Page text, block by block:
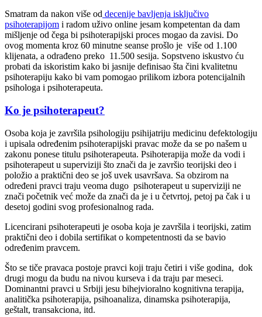
Smatram da nakon više od decenije bavljenja isključivo
psihoterapijom i radom uživo online jesam kompetentan da dam
mišljenje od čega bi psihoterapijski proces mogao da zavisi. Do
ovog momenta kroz 60 minutne seanse prošlo je više od 1.100
klijenata, a odrađeno preko 11.500 sesija. Sopstveno iskustvo ću
probati da iskoristim kako bi jasnije definisao šta čini kvalitetnu
psihoterapiju kako bi vam pomogao prilikom izbora potencijalnih
psihologa i psihoterapeuta.
Ko je psihoterapeut?
Osoba koja je završila psihologiju psihijatriju medicinu defektologiju
i upisala određenim psihoterapijski pravac može da se po našem u
zakonu ponese titulu psihoterapeuta. Psihoterapija može da vodi i
psihoterapeut u superviziji što znači da je završio teorijski deo i
položio a praktični deo se još uvek usavršava. Sa obzirom na
određeni pravci traju veoma dugo psihoterapeut u superviziji ne
znači početnik već može da znači da je i u četvrtoj, petoj pa čak i u
desetoj godini svog profesionalnog rada.
Licencirani psihoterapeuti je osoba koja je završila i teorijski, zatim
praktični deo i dobila sertifikat o kompetentnosti da se bavio
određenim pravcem.
Što se tiče pravaca postoje pravci koji traju četiri i više godina, dok
drugi mogu da budu na nivou kurseva i da traju par meseci.
Dominantni pravci u Srbiji jesu bihejvioralno kognitivna terapija,
analitička psihoterapija, psihoanaliza, dinamska psihoterapija,
geštalt, transakciona, itd.